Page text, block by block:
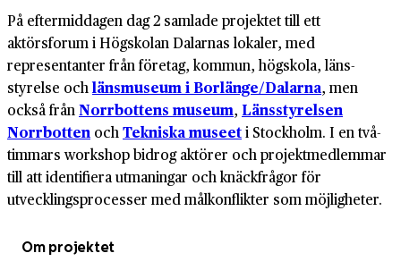
På eftermiddagen dag 2 samlade projektet till ett
aktörsforum i Högskolan Dalarnas lokaler, med
representanter från företag, kommun, högskola, läns­
styrelse ochläns­museum i Borlänge/Dalarna, men
också frånNorrbottens museum, Läns­styrelsen
Norrbotten ochTekniska museeti Stockholm. I en två­
timmars workshop bidrog aktörer och projekt­medlemmar
till att identifiera utmaningar och knäck­frågor för
utvecklings­processer med mål­konflikter som möjligheter.
Om projektet